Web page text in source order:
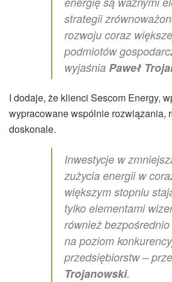
strategii
rozwoju coraz
podmiotów
wyjaśnia Paweł
I dodaje, że klienci Sescom Energy,
wypracowane wspólnie rozwiązania,
doskonale.
Inwestycje w
zużycia energii w
większym stopniu
tylko elementami
również bezpośrednio
na poziom
przedsiębiorstw –
Trojanowski.